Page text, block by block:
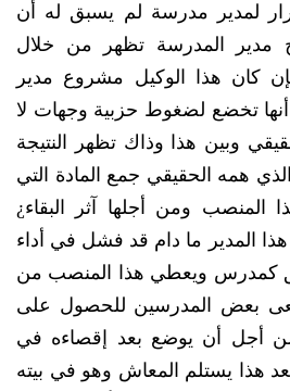
لمدير مدرسة لم يسبق له أن
مدير المدرسة تظهر من خلال
كان هذا الوكيل مشروع مدير
أنها تخضع لضغوط حزبية وجهات لا
وبين هذا وذاك تظهر النتيجة
همه الحقيقي جمع المادة التي
المنصب ومن أجلها آثر البقاء¿
هذا المدير ما دام قد فشل في أداء
كمدرس ويعطي هذا المنصب من
بعض المدرسين للحصول على
أجل أن يوضع بعد إقصاءه في
هذا يستلم المعاش وهو في بيته